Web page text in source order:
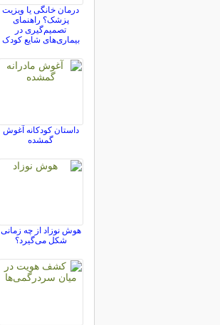
درمان خانگی یا ویزیت
پزشک؟ راهنمای
تصمیم‌گیری در
بیماری‌های شایع کودک
داستان کودکانه آغوش
گمشده
هوش نوزاد از چه زمانی
شکل می‌گیرد؟